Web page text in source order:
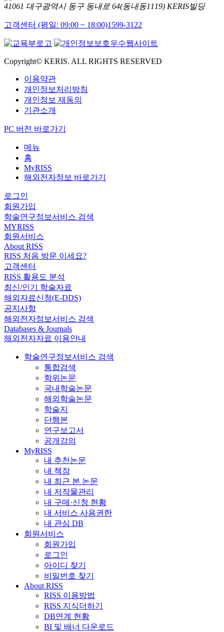
41061 대구광역시 동구 동내로 64(동내동1119) KERIS빌딩
고객센터 (평일: 09:00 ~ 18:00)1599-3122
Copyright© KERIS. ALL RIGHTS RESERVED
이용약관
개인정보처리방침
개인정보 재동의
기관소개
PC 버전 바로가기
메뉴
홈
MyRISS
해외전자정보 바로가기
로그인
회원가입
학술연구정보서비스 검색
MYRISS
회원서비스
About RISS
RISS 처음 방문 이세요?
고객센터
RISS 활용도 분석
최신/인기 학술자료
해외자료신청(E-DDS)
공지사항
해외전자정보서비스 검색
Databases & Journals
해외전자자료 이용안내
학술연구정보서비스 검색
통합검색
학위논문
국내학술논문
해외학술논문
학술지
단행본
연구보고서
공개강의
MyRISS
내 추천논문
내 책장
내 최근 본 논문
내 저작물관리
내 구매·신청 현황
내 서비스 사용권한
내 관심 DB
회원서비스
회원가입
로그인
아이디 찾기
비밀번호 찾기
About RISS
RISS 이용방법
RISS 지식더하기
DB연계 현황
BI 및 배너 다운로드